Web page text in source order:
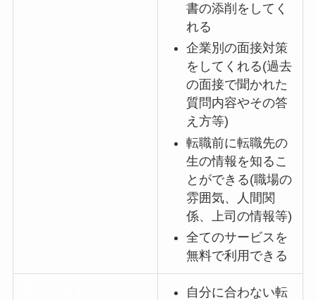
書の添削をしてく
れる
企業別の面接対策
をしてくれる(過去
の面接で聞かれた
質問内容やその答
え方等)
転職前に転職先の
生の情報を知るこ
とができる(職場の
雰囲気、人間関
係、上司の情報等)
全てのサービスを
無料で利用できる
自分に合わない転